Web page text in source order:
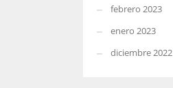
febrero 2023
enero 2023
diciembre 2022